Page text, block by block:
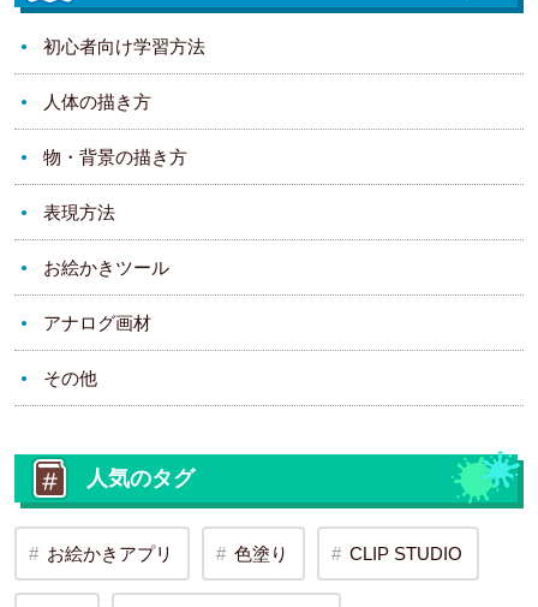
初心者向け学習方法
人体の描き方
物・背景の描き方
表現方法
お絵かきツール
アナログ画材
その他
人気のタグ
お絵かきアプリ 色塗り CLIP STUDIO